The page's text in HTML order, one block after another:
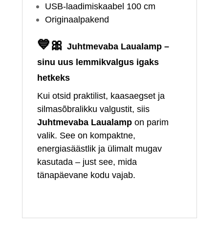
USB‑laadimiskaabel 100 cm
Originaalpakend
💙🎀 Juhtmevaba Laualamp –
sinu uus lemmikvalgus igaks
hetkeks
Kui otsid praktilist, kaasaegset ja
silmasõbralikku valgustit, siis
Juhtmevaba Laualampon parim
valik. See on kompaktne,
energiasäästlik ja ülimalt mugav
kasutada – just see, mida
tänapäevane kodu vajab.